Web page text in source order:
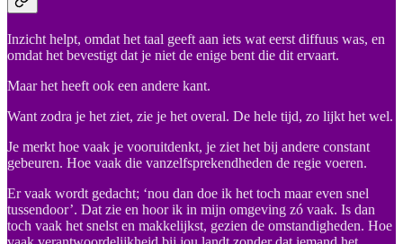
Inzicht helpt, omdat het taal geeft aan iets wat eerst diffuus was, en
omdat het bevestigt dat je niet de enige bent die dit ervaart.
Maar het heeft ook een andere kant.
Want zodra je het ziet, zie je het overal. De hele tijd, zo lijkt het wel.
Je merkt hoe vaak je vooruitdenkt, je ziet het bij andere constant
gebeuren. Hoe vaak die vanzelfsprekendheden de regie voeren.
Er vaak wordt gedacht; ‘nou dan doe ik het toch maar even snel
tussendoor’. Dat zie en hoor ik in mijn omgeving zó vaak. Is dan
toch vaak het snelst en makkelijkst, gezien de omstandigheden. Hoe